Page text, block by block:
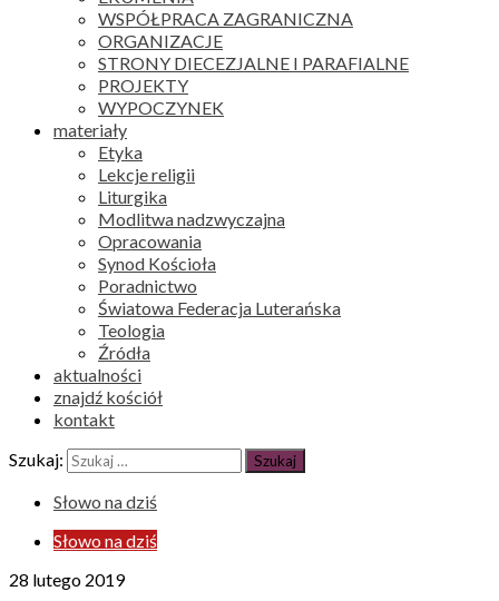
WSPÓŁPRACA ZAGRANICZNA
ORGANIZACJE
STRONY DIECEZJALNE I PARAFIALNE
PROJEKTY
WYPOCZYNEK
materiały
Etyka
Lekcje religii
Liturgika
Modlitwa nadzwyczajna
Opracowania
Synod Kościoła
Poradnictwo
Światowa Federacja Luterańska
Teologia
Źródła
aktualności
znajdź kościół
kontakt
Szukaj:
Słowo na dziś
Słowo na dziś
28 lutego 2019